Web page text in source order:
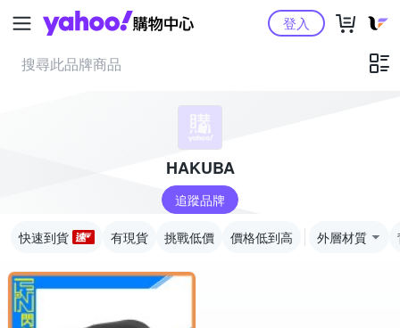
Yahoo購物中心登入
HAKUBA
追蹤品牌
快速到貨 有現貨 挑戰低價 價格低到高 外層材質